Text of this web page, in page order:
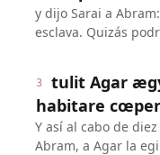
y dijo Sarai a
esclava. Quizás
3
tulit Agar
habitare
Y así al cabo de
Abram, a Agar la